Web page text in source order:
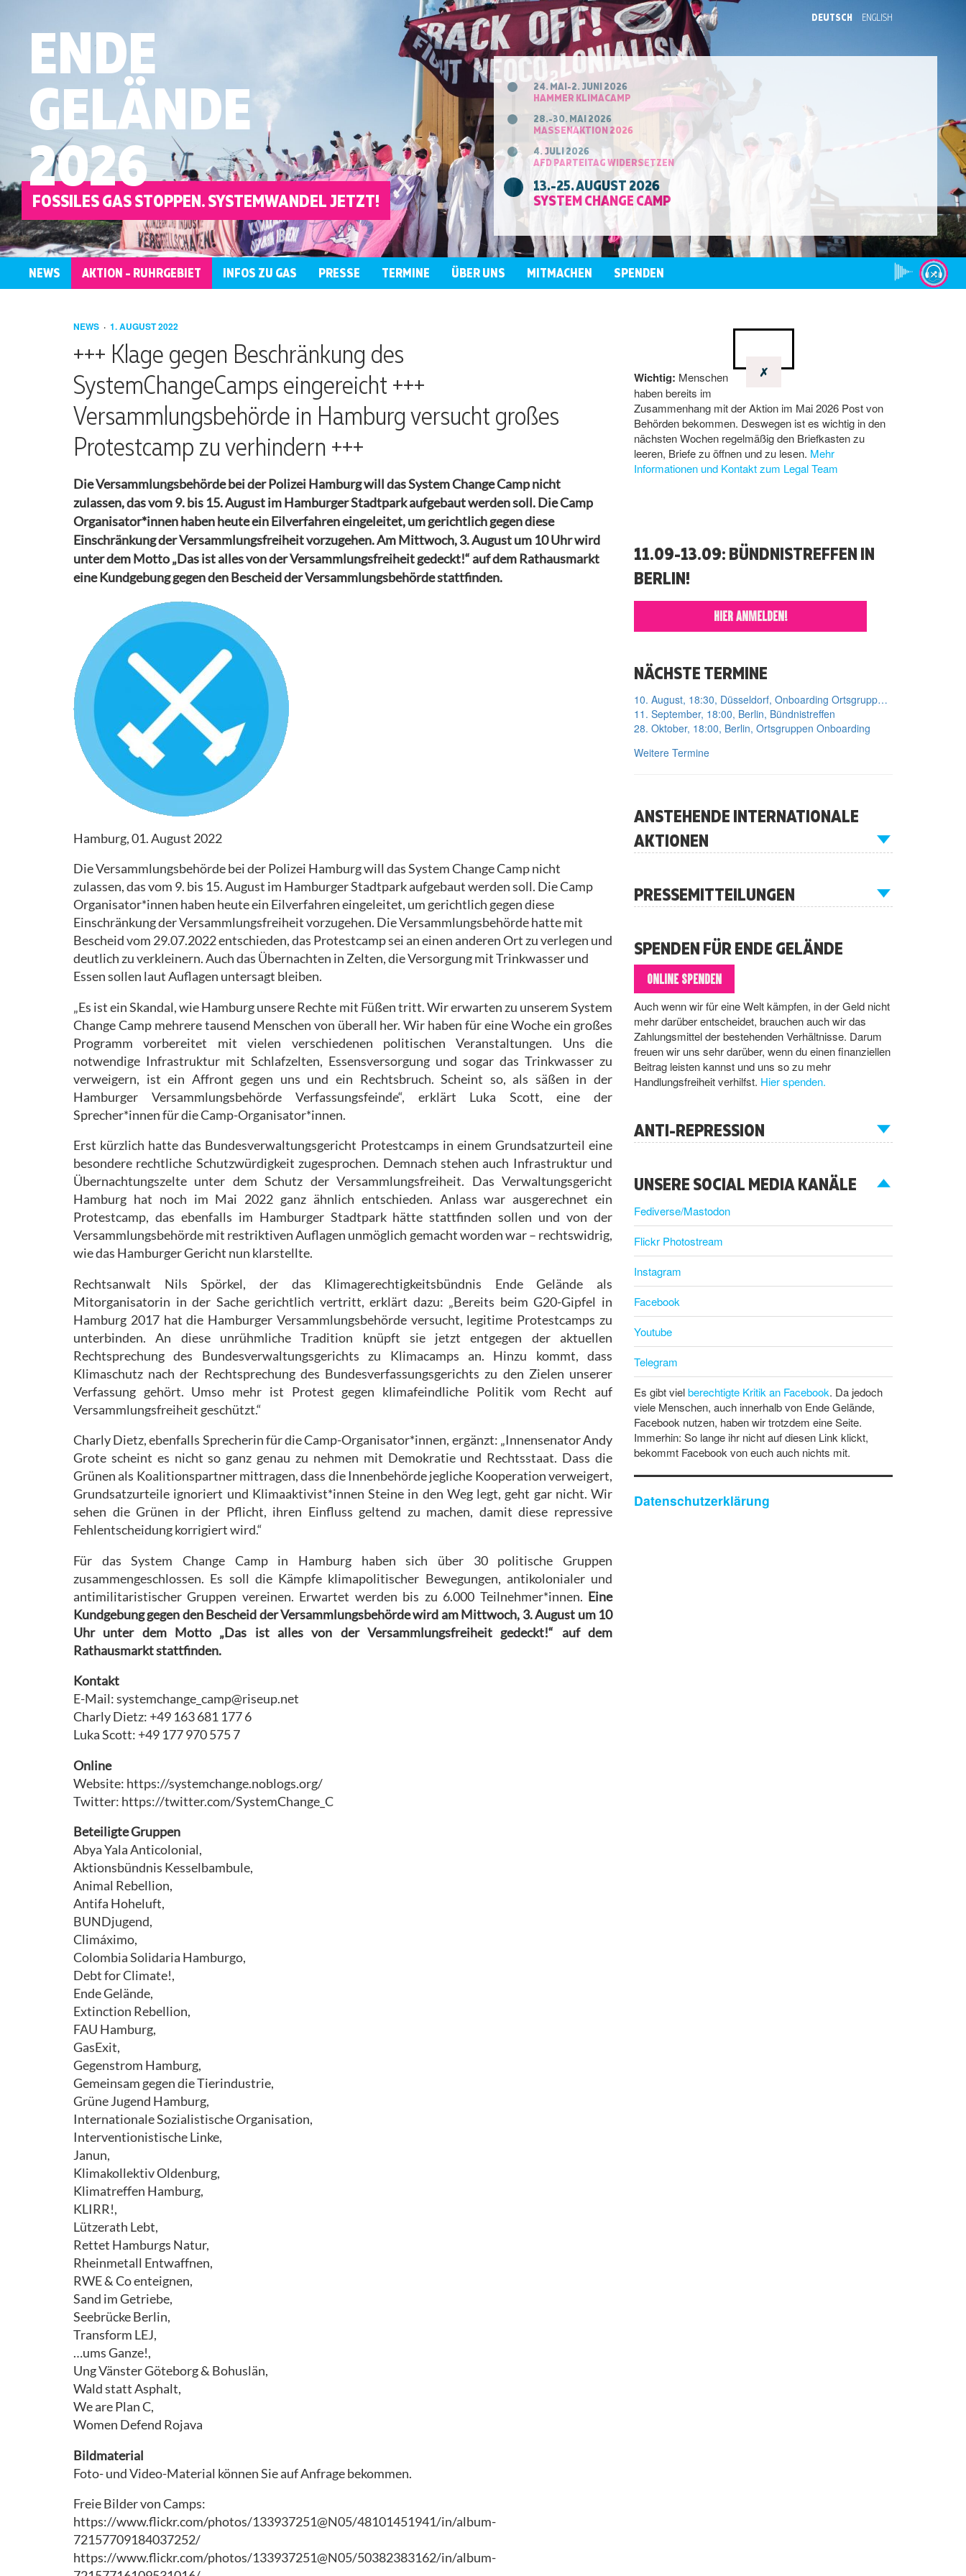
DEUTSCH ENGLISH
ENDE
GELÄNDE
2026
FOSSILES GAS STOPPEN. SYSTEMWANDEL JETZT!
24. MAI-2. JUNI 2026
HAMMER KLIMACAMP
28.-30. MAI 2026
MASSENAKTION 2026
4. JULI 2026
AFD PARTEITAG WIDERSETZEN
13.-25. AUGUST 2026
SYSTEM CHANGE CAMP
NEWS AKTION – RUHRGEBIET
AKTIONSKONSENS
BARRIEREN
DURCHFLIESSEN
ANTIRASSISMUS
ISRAEL/PALÄSTINA
RECHTLICHES
AKTIONSTICKER
INFOS ZU GAS PRESSE
PRESSESPIEGEL
PRESSEMITTEILUNGEN
TERMINE ÜBER UNS
SELBSTREFLEXION
UND SOLIDARISCH
ABLEISMUS
BARRIEREN
UMGANG MIT
ISRAEL/PALÄSTINA
KONTAKT
LEITFADEN
RÜCKSCHAU
MITMACHEN
GRUPPEN
ARBEITSGRUPPEN
SPENDEN
NEWS 1. AUGUST 2022
+++ Klage gegen Beschränkung des
SystemChangeCamps eingereicht +++
Versammlungsbehörde in Hamburg versucht großes
Protestcamp zu verhindern +++
Die Versammlungsbehörde bei der Polizei Hamburg will das System Change Camp nicht
zulassen, das vom 9. bis 15. August im Hamburger Stadtpark aufgebaut werden soll. Die Camp
Organisator*innen haben heute ein Eilverfahren eingeleitet, um gerichtlich gegen diese
Einschränkung der Versammlungsfreiheit vorzugehen.Am Mittwoch, 3. August um 10 Uhr wird
unter dem Motto „Das ist alles von der Versammlungsfreiheit gedeckt!“ auf dem Rathausmarkt
eine Kundgebung gegen den Bescheid der Versammlungsbehörde stattfinden.
Hamburg, 01. August 2022
Die Versammlungsbehörde bei der Polizei Hamburg will das System Change Camp nicht
zulassen, das vom 9. bis 15. August im Hamburger Stadtpark aufgebaut werden soll. Die Camp
Organisator*innen haben heute ein Eilverfahren eingeleitet, um gerichtlich gegen diese
Einschränkung der Versammlungsfreiheit vorzugehen. Die Versammlungsbehörde hatte mit
Bescheid vom 29.07.2022 entschieden, das Protestcamp sei an einen anderen Ort zu verlegen und
deutlich zu verkleinern. Auch das Übernachten in Zelten, die Versorgung mit Trinkwasser und
Essen sollen laut Auflagen untersagt bleiben.
„Es ist ein Skandal, wie Hamburg unsere Rechte mit Füßen tritt. Wir erwarten zu unserem System
Change Camp mehrere tausend Menschen von überall her. Wir haben für eine Woche ein großes
Programm vorbereitet mit vielen verschiedenen politischen Veranstaltungen. Uns die
notwendige Infrastruktur mit Schlafzelten, Essensversorgung und sogar das Trinkwasser zu
verweigern, ist ein Affront gegen uns und ein Rechtsbruch. Scheint so, als säßen in der
Hamburger Versammlungsbehörde Verfassungsfeinde“, erklärt Luka Scott, eine der
Sprecher*innen für die Camp-Organisator*innen.
Erst kürzlich hatte das Bundesverwaltungsgericht Protestcamps in einem Grundsatzurteil eine
besondere rechtliche Schutzwürdigkeit zugesprochen. Demnach stehen auch Infrastruktur und
Übernachtungszelte unter dem Schutz der Versammlungsfreiheit. Das Verwaltungsgericht
Hamburg hat noch im Mai 2022 ganz ähnlich entschieden. Anlass war ausgerechnet ein
Protestcamp, das ebenfalls im Hamburger Stadtpark hätte stattfinden sollen und von der
Versammlungsbehörde mit restriktiven Auflagen unmöglich gemacht worden war – rechtswidrig,
wie das Hamburger Gericht nun klarstellte.
Rechtsanwalt Nils Spörkel, der das Klimagerechtigkeitsbündnis Ende Gelände als
Mitorganisatorin in der Sache gerichtlich vertritt, erklärt dazu: „Bereits beim G20-Gipfel in
Hamburg 2017 hat die Hamburger Versammlungsbehörde versucht, legitime Protestcamps zu
unterbinden. An diese unrühmliche Tradition knüpft sie jetzt entgegen der aktuellen
Rechtsprechung des Bundesverwaltungsgerichts zu Klimacamps an. Hinzu kommt, dass
Klimaschutz nach der Rechtsprechung des Bundesverfassungsgerichts zu den Zielen unserer
Verfassung gehört. Umso mehr ist Protest gegen klimafeindliche Politik vom Recht auf
Versammlungsfreiheit geschützt.“
Charly Dietz, ebenfalls Sprecherin für die Camp-Organisator*innen, ergänzt: „Innensenator Andy
Grote scheint es nicht so ganz genau zu nehmen mit Demokratie und Rechtsstaat. Dass die
Grünen als Koalitionspartner mittragen, dass die Innenbehörde jegliche Kooperation verweigert,
Grundsatzurteile ignoriert und Klimaaktivist*innen Steine in den Weg legt, geht gar nicht. Wir
sehen die Grünen in der Pflicht, ihren Einfluss geltend zu machen, damit diese repressive
Fehlentscheidung korrigiert wird.“
Für das System Change Camp in Hamburg haben sich über 30 politische Gruppen
zusammengeschlossen. Es soll die Kämpfe klimapolitischer Bewegungen, antikolonialer und
antimilitaristischer Gruppen vereinen. Erwartet werden bis zu 6.000 Teilnehmer*innen. Eine
Kundgebung gegen den Bescheid der Versammlungsbehörde wird am Mittwoch, 3. August um 10
Uhr unter dem Motto „Das ist alles von der Versammlungsfreiheit gedeckt!“ auf dem
Rathausmarkt stattfinden.
Kontakt
E-Mail: systemchange_camp@riseup.net
Charly Dietz: +49 163 681 177 6
Luka Scott: +49 177 970 575 7
Online
Website: https://systemchange.noblogs.org/
Twitter: https://twitter.com/SystemChange_C
Beteiligte Gruppen
Abya Yala Anticolonial,
Aktionsbündnis Kesselbambule,
Animal Rebellion,
Antifa Hoheluft,
BUNDjugend,
Climáximo,
Colombia Solidaria Hamburgo,
Debt for Climate!,
Ende Gelände,
Extinction Rebellion,
FAU Hamburg,
GasExit,
Gegenstrom Hamburg,
Gemeinsam gegen die Tierindustrie,
Grüne Jugend Hamburg,
Internationale Sozialistische Organisation,
Interventionistische Linke,
Janun,
Klimakollektiv Oldenburg,
Klimatreffen Hamburg,
KLIRR!,
Lützerath Lebt,
Rettet Hamburgs Natur,
Rheinmetall Entwaffnen,
RWE & Co enteignen,
Sand im Getriebe,
Seebrücke Berlin,
Transform LEJ,
…ums Ganze!,
Ung Vänster Göteborg & Bohuslän,
Wald statt Asphalt,
We are Plan C,
Women Defend Rojava
Bildmaterial
Foto- und Video-Material können Sie auf Anfrage bekommen.
Freie Bilder von Camps:
https://www.flickr.com/photos/133937251@N05/48101451941/in/album-
72157709184037252/
https://www.flickr.com/photos/133937251@N05/50382383162/in/album-
✗
Wichtig: Menschen
haben bereits im
Zusammenhang mit der Aktion im Mai 2026 Post von
Behörden bekommen. Deswegen ist es wichtig in den
nächsten Wochen regelmäßig den Briefkasten zu
leeren, Briefe zu öffnen und zu lesen. Mehr
Informationen und Kontakt zum Legal Team
11.09-13.09: BÜNDNISTREFFEN IN
BERLIN!
HIER ANMELDEN!
NÄCHSTE TERMINE
10. August, 18:30, Düsseldorf, Onboarding Ortsgruppe Düsseldorf
11. September, 18:00, Berlin, Bündnistreffen
28. Oktober, 18:00, Berlin, Ortsgruppen Onboarding
Weitere Termine
ANSTEHENDE INTERNATIONALE
AKTIONEN
PRESSEMITTEILUNGEN
SPENDEN FÜR ENDE GELÄNDE
ONLINE SPENDEN
Auch wenn wir für eine Welt kämpfen, in der Geld nicht
mehr darüber entscheidet, brauchen auch wir das
Zahlungsmittel der bestehenden Verhältnisse. Darum
freuen wir uns sehr darüber, wenn du einen finanziellen
Beitrag leisten kannst und uns so zu mehr
Handlungsfreiheit verhilfst. Hier spenden.
ANTI-REPRESSION
UNSERE SOCIAL MEDIA KANÄLE
Fediverse/Mastodon
Flickr Photostream
Instagram
Facebook
Youtube
Telegram
Es gibt vielberechtigte Kritik an Facebook. Da jedoch
viele Menschen, auch innerhalb von Ende Gelände,
Facebook nutzen, haben wir trotzdem eine Seite.
Immerhin: So lange ihr nicht auf diesen Link klickt,
bekommt Facebook von euch auch nichts mit.
Datenschutzerklärung